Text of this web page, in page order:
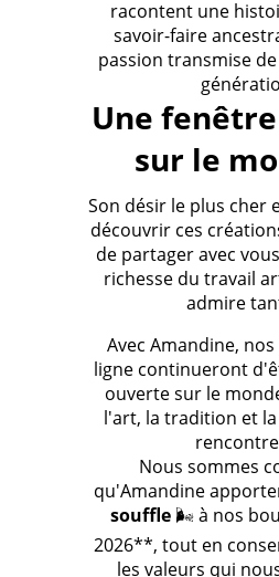
racontent une
savoir-faire
passion transmise
Une
sur le
Son désir le plus cher
découvrir ces
de partager avec
richesse du travail
admire
Avec Amandine,
ligne continueront
ouverte sur le
l'art, la tradition et
Nous sommes
qu'Amandine
souffle🌬️ à nos
2026**, tout en
les valeurs qui